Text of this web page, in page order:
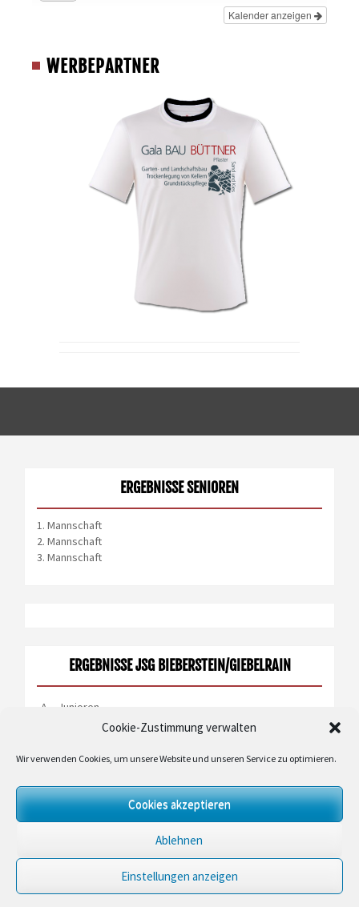
Cookie-Zustimmung verwalten
Wir verwenden Cookies, um unsere Website und unseren Service zu optimieren.
Cookies akzeptieren
Ablehnen
Einstellungen anzeigen
Kalender anzeigen
WERBEPARTNER
ERGEBNISSE SENIOREN
1. Mannschaft
2. Mannschaft
3. Mannschaft
ERGEBNISSE JSG BIEBERSTEIN/GIEBELRAIN
A – Junioren
D – Junioren
E – JKK Quali Gr.7